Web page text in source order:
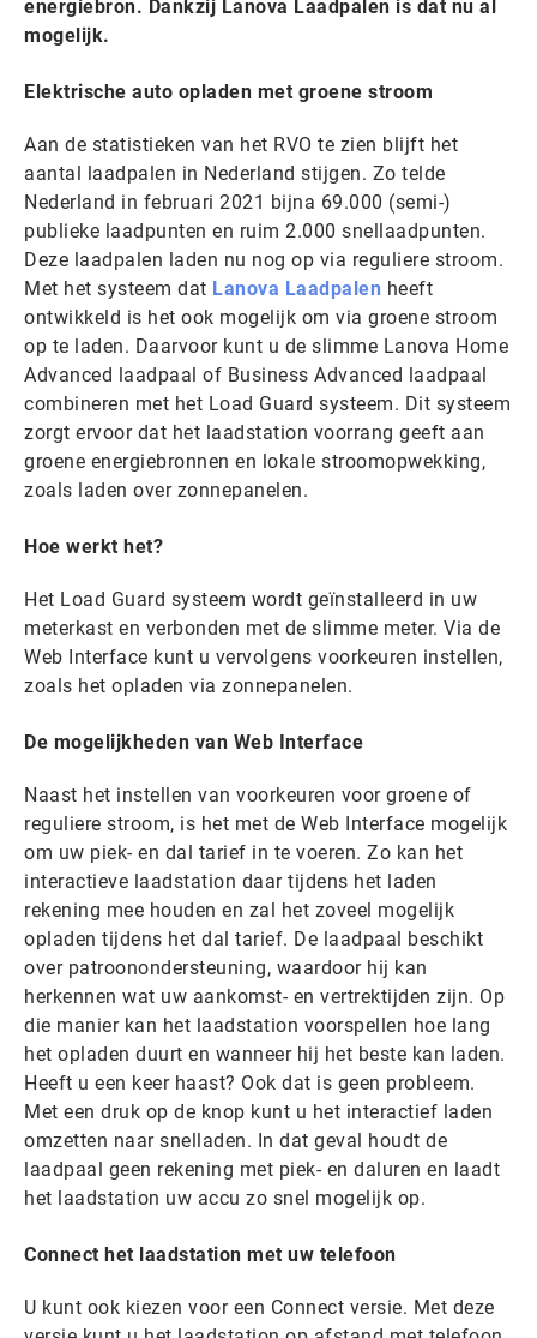
energiebron. Dankzij Lanova Laadpalen is dat nu al
mogelijk.
Elektrische auto opladen met groene stroom
Aan de statistieken van het RVO te zien blijft het
aantal laadpalen in Nederland stijgen. Zo telde
Nederland in februari 2021 bijna 69.000 (semi-)
publieke laadpunten en ruim 2.000 snellaadpunten.
Deze laadpalen laden nu nog op via reguliere stroom.
Met het systeem dat Lanova Laadpalen heeft
ontwikkeld is het ook mogelijk om via groene stroom
op te laden. Daarvoor kunt u de slimme Lanova Home
Advanced laadpaal of Business Advanced laadpaal
combineren met het Load Guard systeem. Dit systeem
zorgt ervoor dat het laadstation voorrang geeft aan
groene energiebronnen en lokale stroomopwekking,
zoals laden over zonnepanelen.
Hoe werkt het?
Het Load Guard systeem wordt geïnstalleerd in uw
meterkast en verbonden met de slimme meter. Via de
Web Interface kunt u vervolgens voorkeuren instellen,
zoals het opladen via zonnepanelen.
De mogelijkheden van Web Interface
Naast het instellen van voorkeuren voor groene of
reguliere stroom, is het met de Web Interface mogelijk
om uw piek- en dal tarief in te voeren. Zo kan het
interactieve laadstation daar tijdens het laden
rekening mee houden en zal het zoveel mogelijk
opladen tijdens het dal tarief. De laadpaal beschikt
over patroonondersteuning, waardoor hij kan
herkennen wat uw aankomst- en vertrektijden zijn. Op
die manier kan het laadstation voorspellen hoe lang
het opladen duurt en wanneer hij het beste kan laden.
Heeft u een keer haast? Ook dat is geen probleem.
Met een druk op de knop kunt u het interactief laden
omzetten naar snelladen. In dat geval houdt de
laadpaal geen rekening met piek- en daluren en laadt
het laadstation uw accu zo snel mogelijk op.
Connect het laadstation met uw telefoon
U kunt ook kiezen voor een Connect versie. Met deze